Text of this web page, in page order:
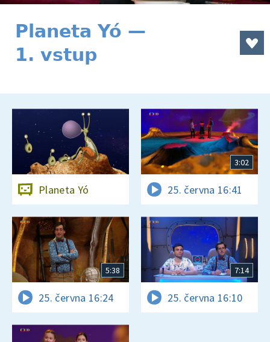
Planeta Yó —
1. vstup
Planeta Yó
3:02
25. června 16:41
5:38
25. června 16:24
7:14
25. června 16:10